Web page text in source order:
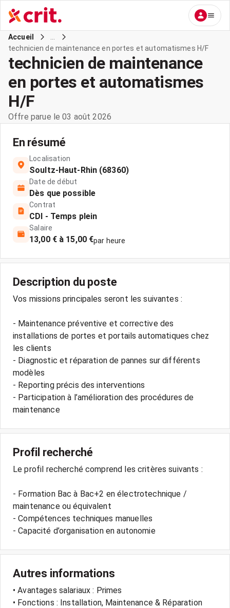
Accueil
technicien de maintenance en portes et automatismes H/F
technicien de maintenance
en portes et automatismes
H/F
Offre parue le 03 août 2026
En résumé
Localisation
Soultz-Haut-Rhin (68360)
Date de début
Dès que possible
Contrat
CDI - Temps plein
Salaire
13,00 € à 15,00 €par heure
Description du poste
Vos missions principales seront les suivantes :
- Maintenance préventive et corrective des
installations de portes et portails automatiques chez
les clients
- Diagnostic et réparation de pannes sur différents
modèles
- Reporting précis des interventions
- Participation à l’amélioration des procédures de
maintenance
Profil recherché
Le profil recherché comprend les critères suivants :
- Formation Bac à Bac+2 en électrotechnique /
maintenance ou équivalent
- Compétences techniques manuelles
- Capacité d’organisation en autonomie
Autres informations
• Avantages salariaux : Primes
• Fonctions : Installation, Maintenance & Réparation